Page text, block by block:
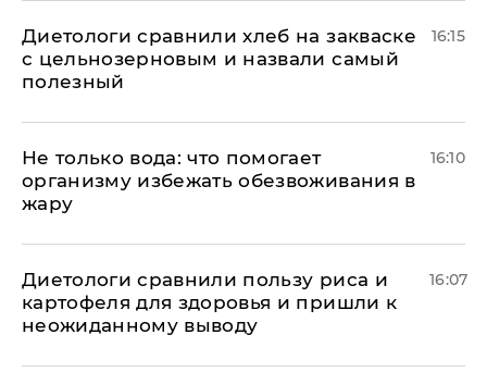
Диетологи сравнили хлеб на закваске
с цельнозерновым и назвали самый
полезный
16:15
Не только вода: что помогает
организму избежать обезвоживания в
жару
16:10
Диетологи сравнили пользу риса и
картофеля для здоровья и пришли к
неожиданному выводу
16:07